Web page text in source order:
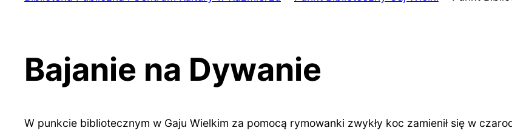
Bajanie na Dywanie
W punkcie bibliotecznym w Gaju Wielkim za pomocą rymowanki zwykły koc zamienił się w